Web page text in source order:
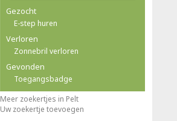
Gezocht
E-step huren
Verloren
Zonnebril verloren
Gevonden
Toegangsbadge
Meer zoekertjes in Pelt
Uw zoekertje toevoegen